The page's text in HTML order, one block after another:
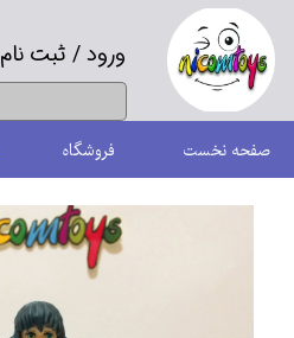
ورود/ ثبت نام
حساب کاربری من
تغییر گذر واژه
سفارشات
خروج از حساب کاربری
صفحه نخست فروشگاه